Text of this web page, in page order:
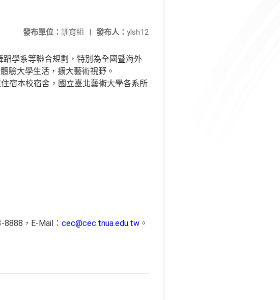
發布人： ylsh12
發布單位： 訓育組 |
學系等聯合規劃，特別為全國暨海外
驗大學生活，擴大藝術視野。
宿本校宿舍，國立臺北藝術大學各系所
，E-Mail： cec@cec.tnua.edu.tw 。